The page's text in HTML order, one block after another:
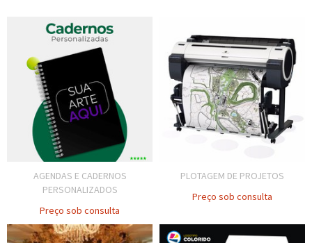
AGENDAS E CADERNOS
PERSONALIZADOS
Preço sob consulta
PLOTAGEM DE PROJETOS
Preço sob consulta